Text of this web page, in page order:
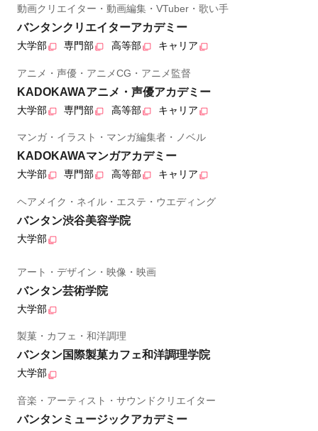
動画クリエイター・動画編集・VTuber・歌い手
バンタンクリエイターアカデミー
大学部 専門部 高等部 キャリア
アニメ・声優・アニメCG・アニメ監督
KADOKAWAアニメ・声優アカデミー
大学部 専門部 高等部 キャリア
マンガ・イラスト・マンガ編集者・ノベル
KADOKAWAマンガアカデミー
大学部 専門部 高等部 キャリア
ヘアメイク・ネイル・エステ・ウエディング
バンタン渋谷美容学院
大学部
アート・デザイン・映像・映画
バンタン芸術学院
大学部
製菓・カフェ・和洋調理
バンタン国際製菓カフェ和洋調理学院
大学部
音楽・アーティスト・サウンドクリエイター
バンタンミュージックアカデミー